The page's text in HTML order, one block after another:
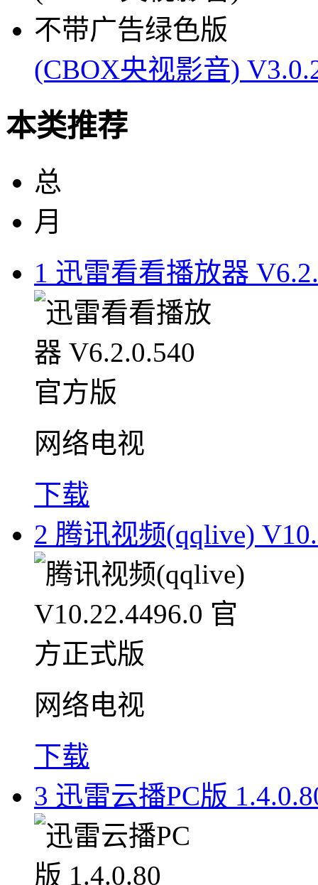
(CBOX央视影音)
本类推荐
总
月
1 迅雷看看播放器
网络电视
下载
2 腾讯视频(qqlive)
网络电视
下载
3 迅雷云播PC版